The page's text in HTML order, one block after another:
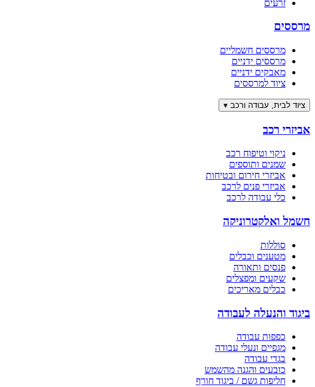
זרעים
מרססים
מרססים חשמליים
מרססים ידניים
מאבקים ידניים
ציוד למרססים
ציוד לבית, עבודה ורכב ▾
אביזרי רכב
ניקוי וטיפוח רכב
שמנים ותוספים
אביזרי חירום ובטיחות
אביזרי פנים לרכב
כלי עבודה לרכב
חשמל ואלקטרוניקה
סוללות
מטענים וכבלים
פנסים ותאורה
שקעים ומפצלים
כבלים מאריכים
ביגוד והנעלה לעבודה
כפפות עבודה
מגפיים ונעלי עבודה
בגדי עבודה
כובעים והגנה מהשמש
חליפות גשם / ביגוד חורף